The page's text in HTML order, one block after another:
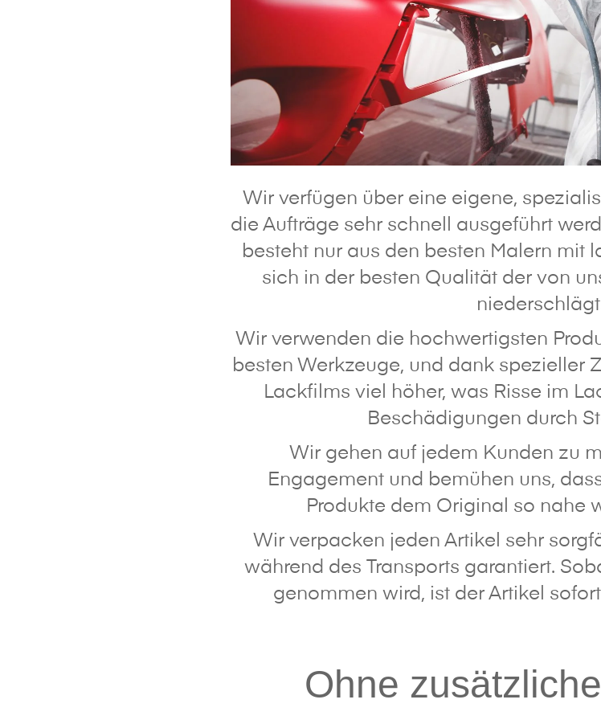
Wir verfügen über eine eigene,
die Aufträge sehr schnell ausgeführt
besteht nur aus den besten Malern mit
sich in der besten Qualität der von
Wir verwenden die hochwertigsten
besten Werkzeuge, und dank spezieller
Lackfilms viel höher, was Risse im
Beschädigungen durch
Wir gehen auf jedem Kunden zu
Engagement und bemühen uns,
Produkte dem Original so nahe
Wir verpacken jeden Artikel sehr
während des Transports garantiert.
genommen wird, ist der Artikel
Ohne